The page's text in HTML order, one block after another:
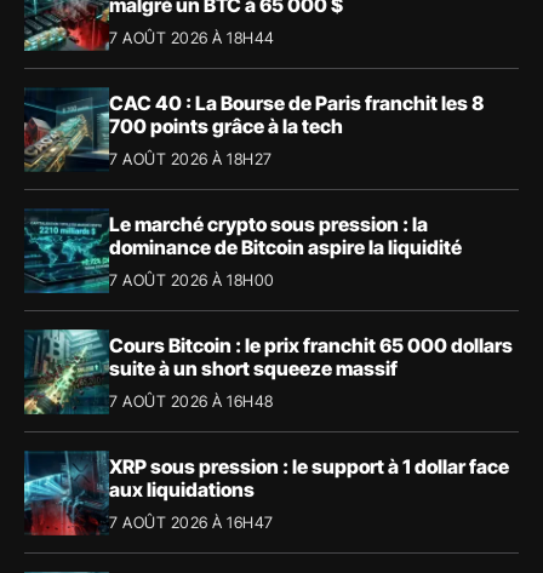
7 AOÛT 2026 À 18H44
CAC 40 : La Bourse de Paris franchit les 8
700 points grâce à la tech
7 AOÛT 2026 À 18H27
Le marché crypto sous pression : la
dominance de Bitcoin aspire la liquidité
7 AOÛT 2026 À 18H00
Cours Bitcoin : le prix franchit 65 000 dollars
suite à un short squeeze massif
7 AOÛT 2026 À 16H48
XRP sous pression : le support à 1 dollar face
aux liquidations
7 AOÛT 2026 À 16H47